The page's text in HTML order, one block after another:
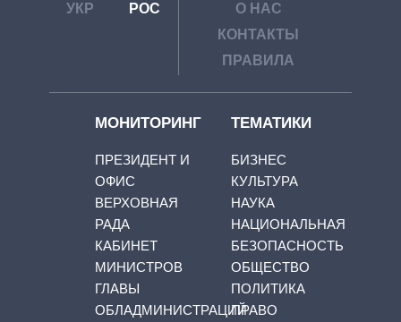
УКР РОС
О НАС
КОНТАКТЫ
ПРАВИЛА
МОНИТОРИНГ
ПРЕЗИДЕНТ И
ОФИС
ВЕРХОВНАЯ
РАДА
КАБИНЕТ
МИНИСТРОВ
ГЛАВЫ
ОБЛАДМИНИСТРАЦИЙ
ТЕМАТИКИ
БИЗНЕС
КУЛЬТУРА
НАУКА
НАЦИОНАЛЬНАЯ
БЕЗОПАСНОСТЬ
ОБЩЕСТВО
ПОЛИТИКА
ПРАВО